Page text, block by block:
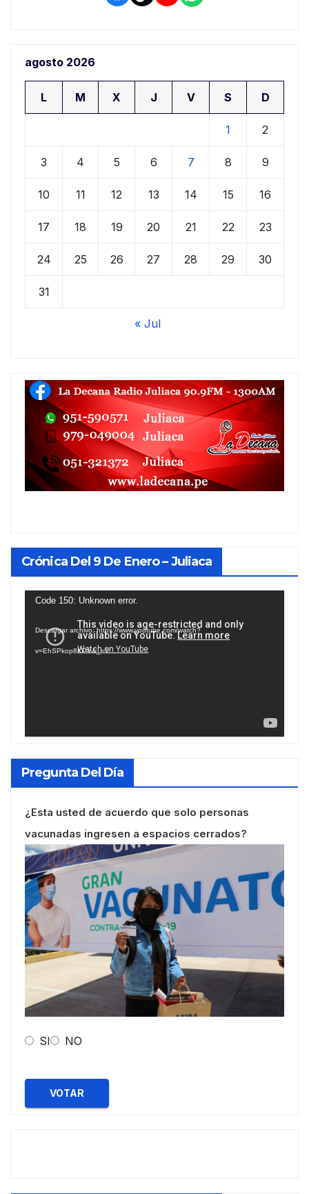
agosto 2026
L M X J V S D
1 2
3 4 5 6 7 8 9
10 11 12 13 14 15 16
17 18 19 20 21 22 23
24 25 26 27 28 29 30
31
« Jul
Crónica Del 9 De Enero – Juliaca
Reproductor
vídeo
Code 150: Unknown error.
Descargar archivo: https://www.youtube.com/watch?
v=EhSPkop8KPY&_=1
Pregunta Del Día
¿Esta usted de acuerdo que solo personas
vacunadas ingresen a espacios cerrados?
SI NO
VOTAR